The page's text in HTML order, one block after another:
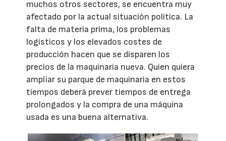
muchos otros sectores, se encuentra muy
afectado por la actual situación política. La
falta de materia prima, los problemas
logísticos y los elevados costes de
producción hacen que se disparen los
precios de la maquinaria nueva. Quien quiera
ampliar su parque de maquinaria en estos
tiempos deberá prever tiempos de entrega
prolongados y la compra de una máquina
usada es una buena alternativa.